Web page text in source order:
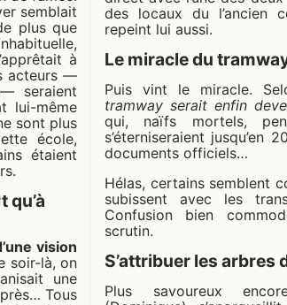
semblait
plus que
à
acteurs —
seraient
lui-même
sont plus
école,
étaient
qu’à
vision
soir-là, on
une
Tous
des locaux du l’ancien
repeint lui aussi.
Le miracle du
Puis vint le miracle.
tramway serait enfin
qui, naïfs mortels,
s’éterniseraient jusqu’en
documents officiels…
Hélas, certains semblent
subissent avec les
Confusion bien
scrutin.
S’attribuer les arbres
Plus savoureux